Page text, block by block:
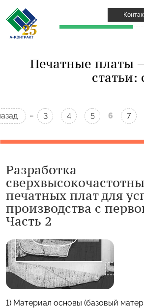
Печатные платы
статьи:
… 3 4 5 6 7
Разработка
печатных плат для
производства с
Часть 2
1) Материал основы (базовый